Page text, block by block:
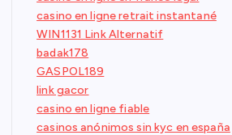
casino en ligne retrait instantané
WIN1131 Link Alternatif
badak178
GASPOL189
link gacor
casino en ligne fiable
casinos anónimos sin kyc en españa